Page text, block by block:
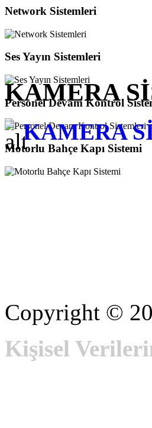
Network Sistemleri
Ses Yayın Sistemleri
Personel Devam Kontrol
Motorlu Bahçe Kapı Sistemi
KAMERA
KAMERA
Copyright ©
Kişisel